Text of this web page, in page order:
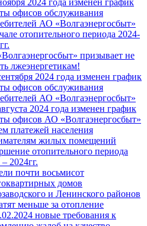
2024 года изменен график
офисов обслуживания
АО «Волгаэнергосбыт»
отопительного периода 2024-
призывает не
лжеэнергетикам!
2024 года изменен график
офисов обслуживания
АО «Волгаэнергосбыт»
2024 года изменен график
офисов АО «Волгаэнергосбыт»
платежей населения
жилых помещений
отопительного периода
2024гг.
почти восьмисот
домов
и Ленинского районов
меньше за отопление
новые требования к